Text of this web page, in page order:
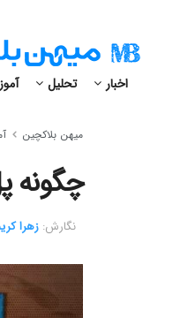
اخبار تحلیل
میهن بلاکچین
چگونه
نگارش:‌ زهرا